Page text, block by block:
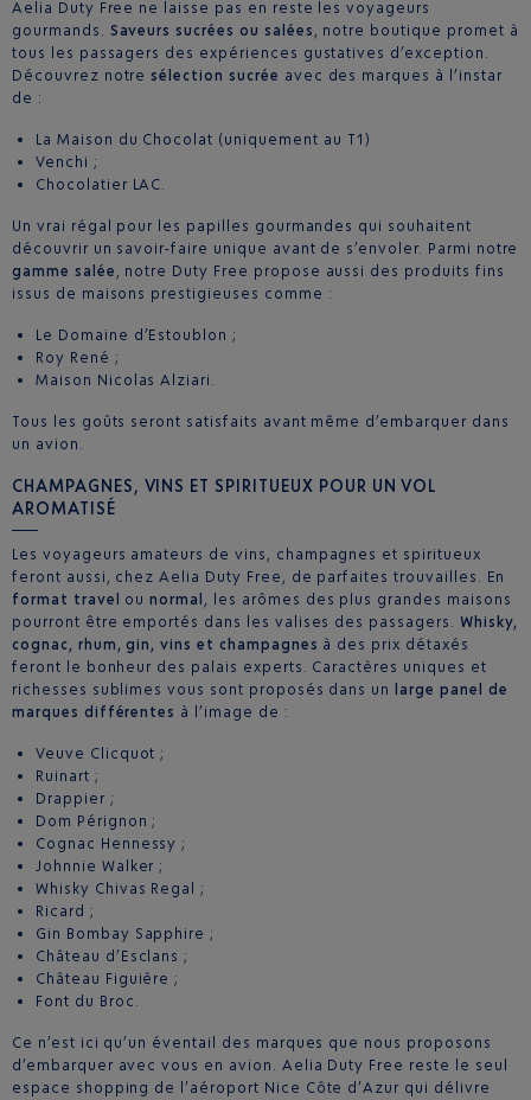
Aelia Duty Free ne laisse pas en reste les voyageurs
gourmands. Saveurs sucrées ou salées , notre boutique promet à
tous les passagers des expériences gustatives d’exception.
Découvrez notresélection sucrée avec des marques à l’instar
de :
La Maison du Chocolat (uniquement au T1)
Venchi ;
Chocolatier LAC.
Un vrai régal pour les papilles gourmandes qui souhaitent
découvrir un savoir-faire unique avant de s’envoler. Parmi notre
gamme salée , notre Duty Free propose aussi des produits fins
issus de maisons prestigieuses comme :
Le Domaine d’Estoublon ;
Roy René ;
Maison Nicolas Alziari.
Tous les goûts seront satisfaits avant même d’embarquer dans
un avion.
CHAMPAGNES, VINS ET SPIRITUEUX POUR UN VOL
AROMATISÉ
Les voyageurs amateurs de vins, champagnes et spiritueux
feront aussi, chez Aelia Duty Free, de parfaites trouvailles. En
format travel ounormal , les arômes des plus grandes maisons
pourront être emportés dans les valises des passagers. Whisky,
cognac, rhum, gin, vins et champagnes à des prix détaxés
feront le bonheur des palais experts. Caractères uniques et
richesses sublimes vous sont proposés dans un
large panel de
marques différentes à l’image de :
Veuve Clicquot ;
Ruinart ;
Drappier ;
Dom Pérignon ;
Cognac Hennessy ;
Johnnie Walker ;
Whisky Chivas Regal ;
Ricard ;
Gin Bombay Sapphire ;
Château d’Esclans ;
Château Figuière ;
Font du Broc.
Ce n’est ici qu’un éventail des marques que nous proposons
d’embarquer avec vous en avion. Aelia Duty Free reste le seul
espace shopping de l’aéroport Nice Côte d’Azur qui délivre